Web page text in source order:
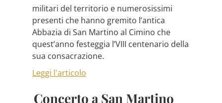
militari del territorio e numerosissimi
presenti che hanno gremito l’antica
Abbazia di San Martino al Cimino che
quest’anno festeggia l’VIII centenario della
sua consacrazione.
Leggi l'articolo
Concerto a San Martino